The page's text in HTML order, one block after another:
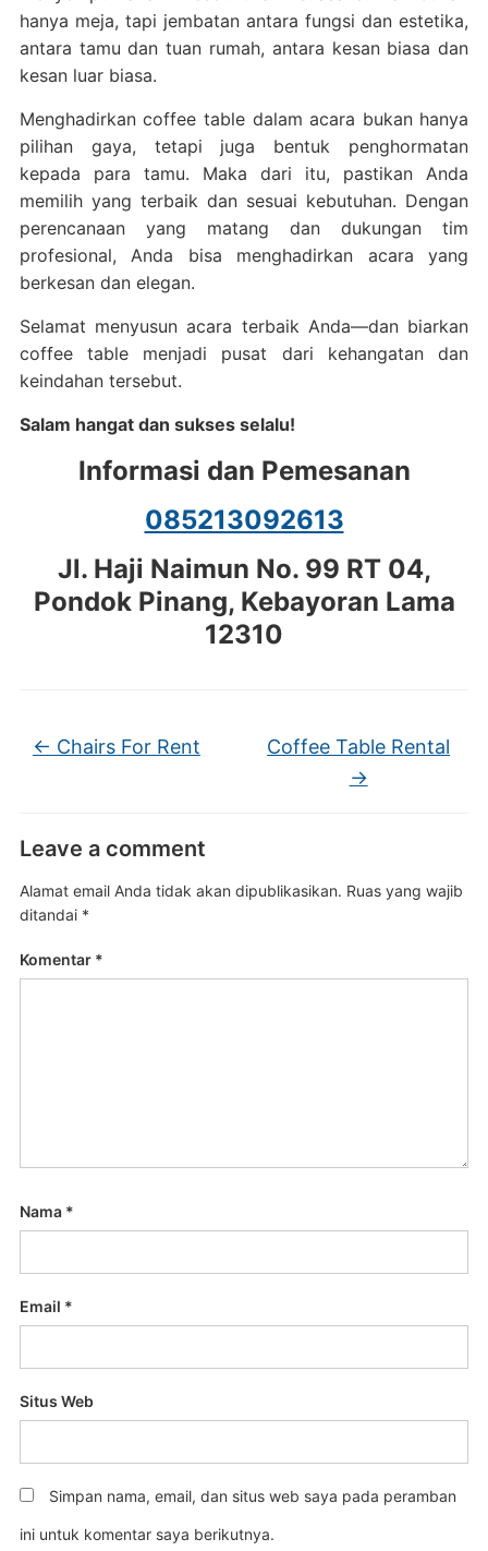
hanya meja, tapi jembatan antara fungsi dan estetika,
antara tamu dan tuan rumah, antara kesan biasa dan
kesan luar biasa.
Menghadirkan coffee table dalam acara bukan hanya
pilihan gaya, tetapi juga bentuk penghormatan
kepada para tamu. Maka dari itu, pastikan Anda
memilih yang terbaik dan sesuai kebutuhan. Dengan
perencanaan yang matang dan dukungan tim
profesional, Anda bisa menghadirkan acara yang
berkesan dan elegan.
Selamat menyusun acara terbaik Anda—dan biarkan
coffee table menjadi pusat dari kehangatan dan
keindahan tersebut.
Salam hangat dan sukses selalu!
Informasi dan Pemesanan
085213092613
Jl. Haji Naimun No. 99 RT 04,
Pondok Pinang, Kebayoran Lama
12310
← Chairs For Rent
Coffee Table Rental
→
Leave a comment
Alamat email Anda tidak akan dipublikasikan. Ruas yang wajib
ditandai *
Komentar *
Nama *
Email *
Situs Web
Simpan nama, email, dan situs web saya pada peramban
ini untuk komentar saya berikutnya.